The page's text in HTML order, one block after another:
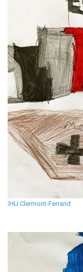
CHU Clermont-Ferrand